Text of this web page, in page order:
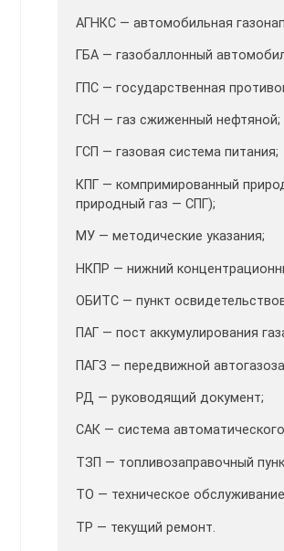
АГНКС — автомобильная
ГБА — газобаллонный
ГПС — государственная
ГСН — газ сжиженный нефтяной;
ГСП — газовая система питания;
КПГ — компримированный
природный газ — СПГ);
МУ — методические указания;
НКПР — нижний
ОБИТС — пункт
ПАГ — пост аккумулирования
ПАГЗ — передвижной
РД — руководящий документ;
САК — система
ТЗП — топливозаправочный
ТО — техническое
ТР — текущий ремонт.